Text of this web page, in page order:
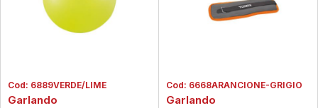
Cod: 6889VERDE/LIME
Garlando
Cod: 6668ARANCIONE-GRIGIO
Garlando